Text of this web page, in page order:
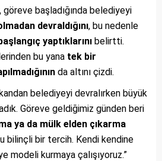
göreve başladığında belediyeyi
devraldığını, bu nedenle
yaptıklarını belirtti.
bu yana tek bir
da altını çizdi.
belediyeyi devralırken büyük
Göreve geldiğimiz günden beri
ya da mülk elden çıkarma
bilinçli bir tercih. Kendi kendine
modeli kurmaya çalışıyoruz.”